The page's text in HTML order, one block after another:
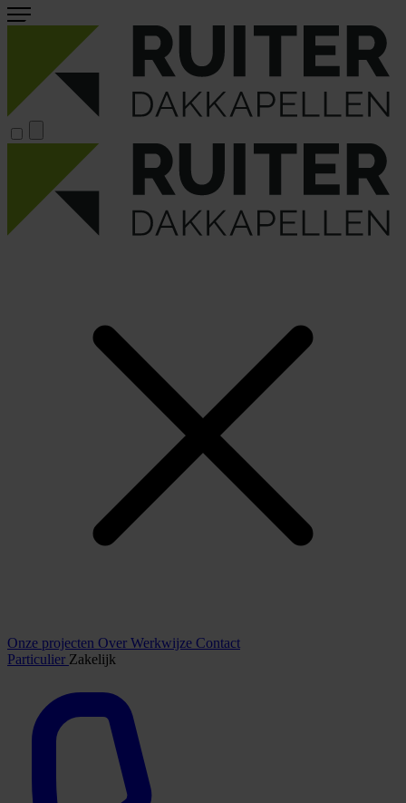
Onze projecten Over Werkwijze Contact
Particulier Zakelijk